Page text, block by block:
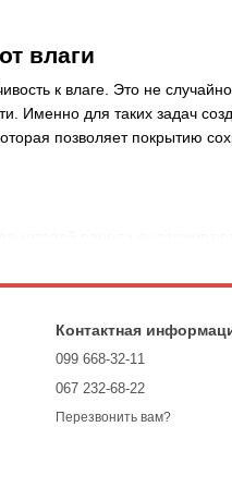
влаги
к влаге. Это не
Именно для таких задач
позволяет покрытию
и поисковых запросах, но
вида.
Egger:
Контактная
099 668-32-11
067 232-68-22
Перезвонить вам?